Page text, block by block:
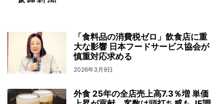
「食料品の消費税ゼロ」飲食店に重
大な影響 日本フードサービス協会が
慎重対応求める
2026年3月9日
外食 25年の全店売上高7.3％増 単価